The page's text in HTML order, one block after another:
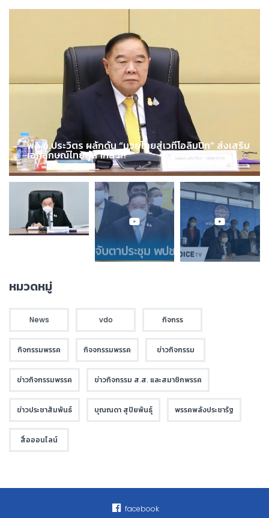
พล.อ.ประวิตร ผลักดัน “มวยไทยสู่เวทีโอลิมปิก” ส่งเสริม
เอกลักษณ์ไทยสู่สากล !!!
หมวดหมู่
News vdo กิจกรร
กิจกรรมพรรค กิจจกรรมพรรค ข่าวกิจกรรม
ข่าวกิจกรรมพรรค ข่าวกิจกรรม ส.ส. และสมาชิกพรรค
ข่าวประชาสัมพันธ์ บุณณดา สุปิยพันธุ์ พรรคพลังประชารัฐ
สื่อออนไลน์
facebook